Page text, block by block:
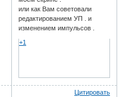
или как Вам советовали
редактированием УП . и
изменением импульсов .
+1
Цитировать